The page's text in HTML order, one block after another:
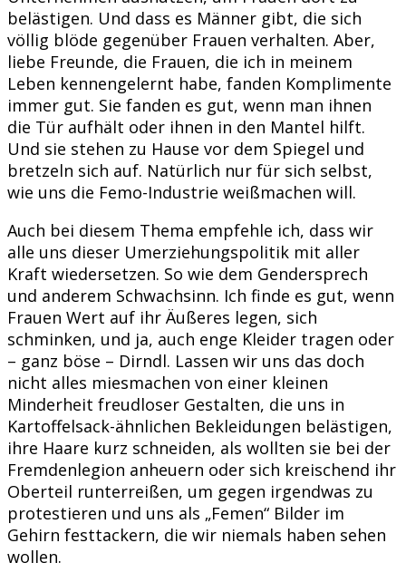
belästigen. Und dass es Männer gibt, die sich
völlig blöde gegenüber Frauen verhalten. Aber,
liebe Freunde, die Frauen, die ich in meinem
Leben kennengelernt habe, fanden Komplimente
immer gut. Sie fanden es gut, wenn man ihnen
die Tür aufhält oder ihnen in den Mantel hilft.
Und sie stehen zu Hause vor dem Spiegel und
bretzeln sich auf. Natürlich nur für sich selbst,
wie uns die Femo-Industrie weißmachen will.
Auch bei diesem Thema empfehle ich, dass wir
alle uns dieser Umerziehungspolitik mit aller
Kraft wiedersetzen. So wie dem Gendersprech
und anderem Schwachsinn. Ich finde es gut, wenn
Frauen Wert auf ihr Äußeres legen, sich
schminken, und ja, auch enge Kleider tragen oder
– ganz böse – Dirndl. Lassen wir uns das doch
nicht alles miesmachen von einer kleinen
Minderheit freudloser Gestalten, die uns in
Kartoffelsack-ähnlichen Bekleidungen belästigen,
ihre Haare kurz schneiden, als wollten sie bei der
Fremdenlegion anheuern oder sich kreischend ihr
Oberteil runterreißen, um gegen irgendwas zu
protestieren und uns als „Femen“ Bilder im
Gehirn festtackern, die wir niemals haben sehen
wollen.